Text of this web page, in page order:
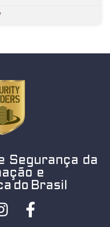
Segurança da
e
do Brasil